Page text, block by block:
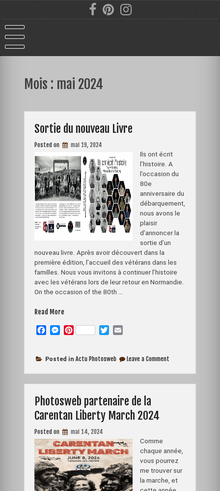
content
Mois : mai 2024
Sortie du nouveau Livre
Posted on
mai 19, 2024
Ils ont écrit
l’histoire. A
l’occasion du
80e
anniversaire du
débarquement,
nous avons le
plaisir
d’annoncer la
sortie d’un
nouveau livre. Après avoir découvert dans la
première édition, l’accueil des vétérans dans les
familles. Nous vous invitons à continuer l’histoire
avec les vétérans lors de leur retour en Normandie.
On the occasion of the 80th …
Read More
nouveau
e
k
M
s
e
r
P
t
s
t
t
i
Posted inActu Photosweb Leave a Comment
du
Photosweb partenaire de la
Carentan Liberty March 2024
Posted on
mai 14, 2024
Comme
chaque année,
vous pourrez
me trouver sur
la marche, et